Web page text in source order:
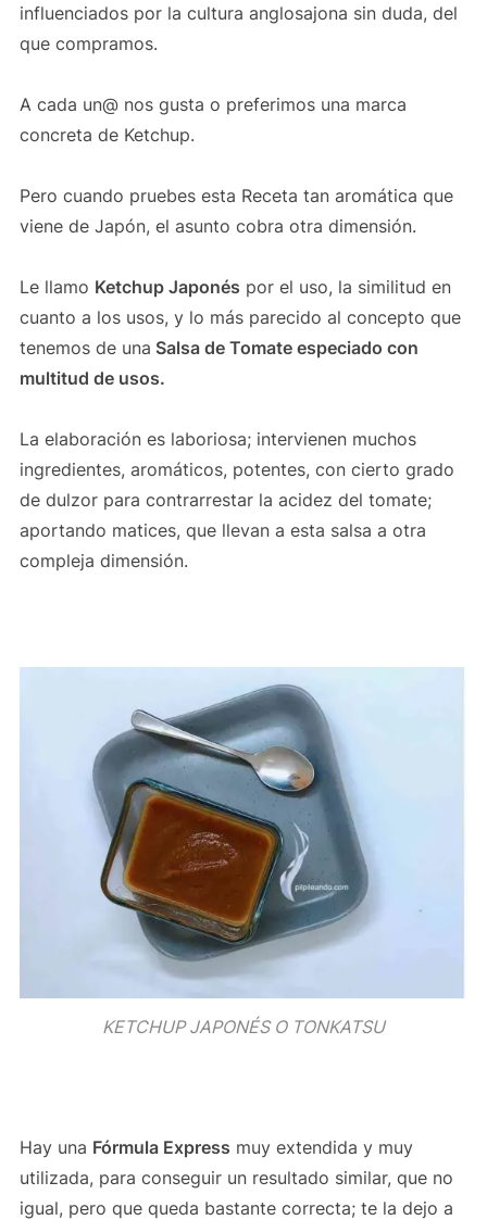
influenciados por la cultura anglosajona sin duda, del
que compramos.
A cada un@ nos gusta o preferimos una marca
concreta de Ketchup.
Pero cuando pruebes esta Receta tan aromática que
viene de Japón, el asunto cobra otra dimensión.
Le llamo Ketchup Japonés por el uso, la similitud en
cuanto a los usos, y lo más parecido al concepto que
tenemos de una Salsa de Tomate especiado con
multitud de usos.
La elaboración es laboriosa; intervienen muchos
ingredientes, aromáticos, potentes, con cierto grado
de dulzor para contrarrestar la acidez del tomate;
aportando matices, que llevan a esta salsa a otra
compleja dimensión.
KETCHUP JAPONÉS O TONKATSU
Hay una Fórmula Express muy extendida y muy
utilizada, para conseguir un resultado similar, que no
igual, pero que queda bastante correcta; te la dejo a